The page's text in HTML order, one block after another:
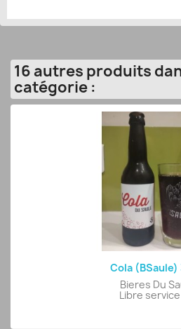
16 autres produits
catégorie :
Cola (BSaule)
Bieres Du
Libre service